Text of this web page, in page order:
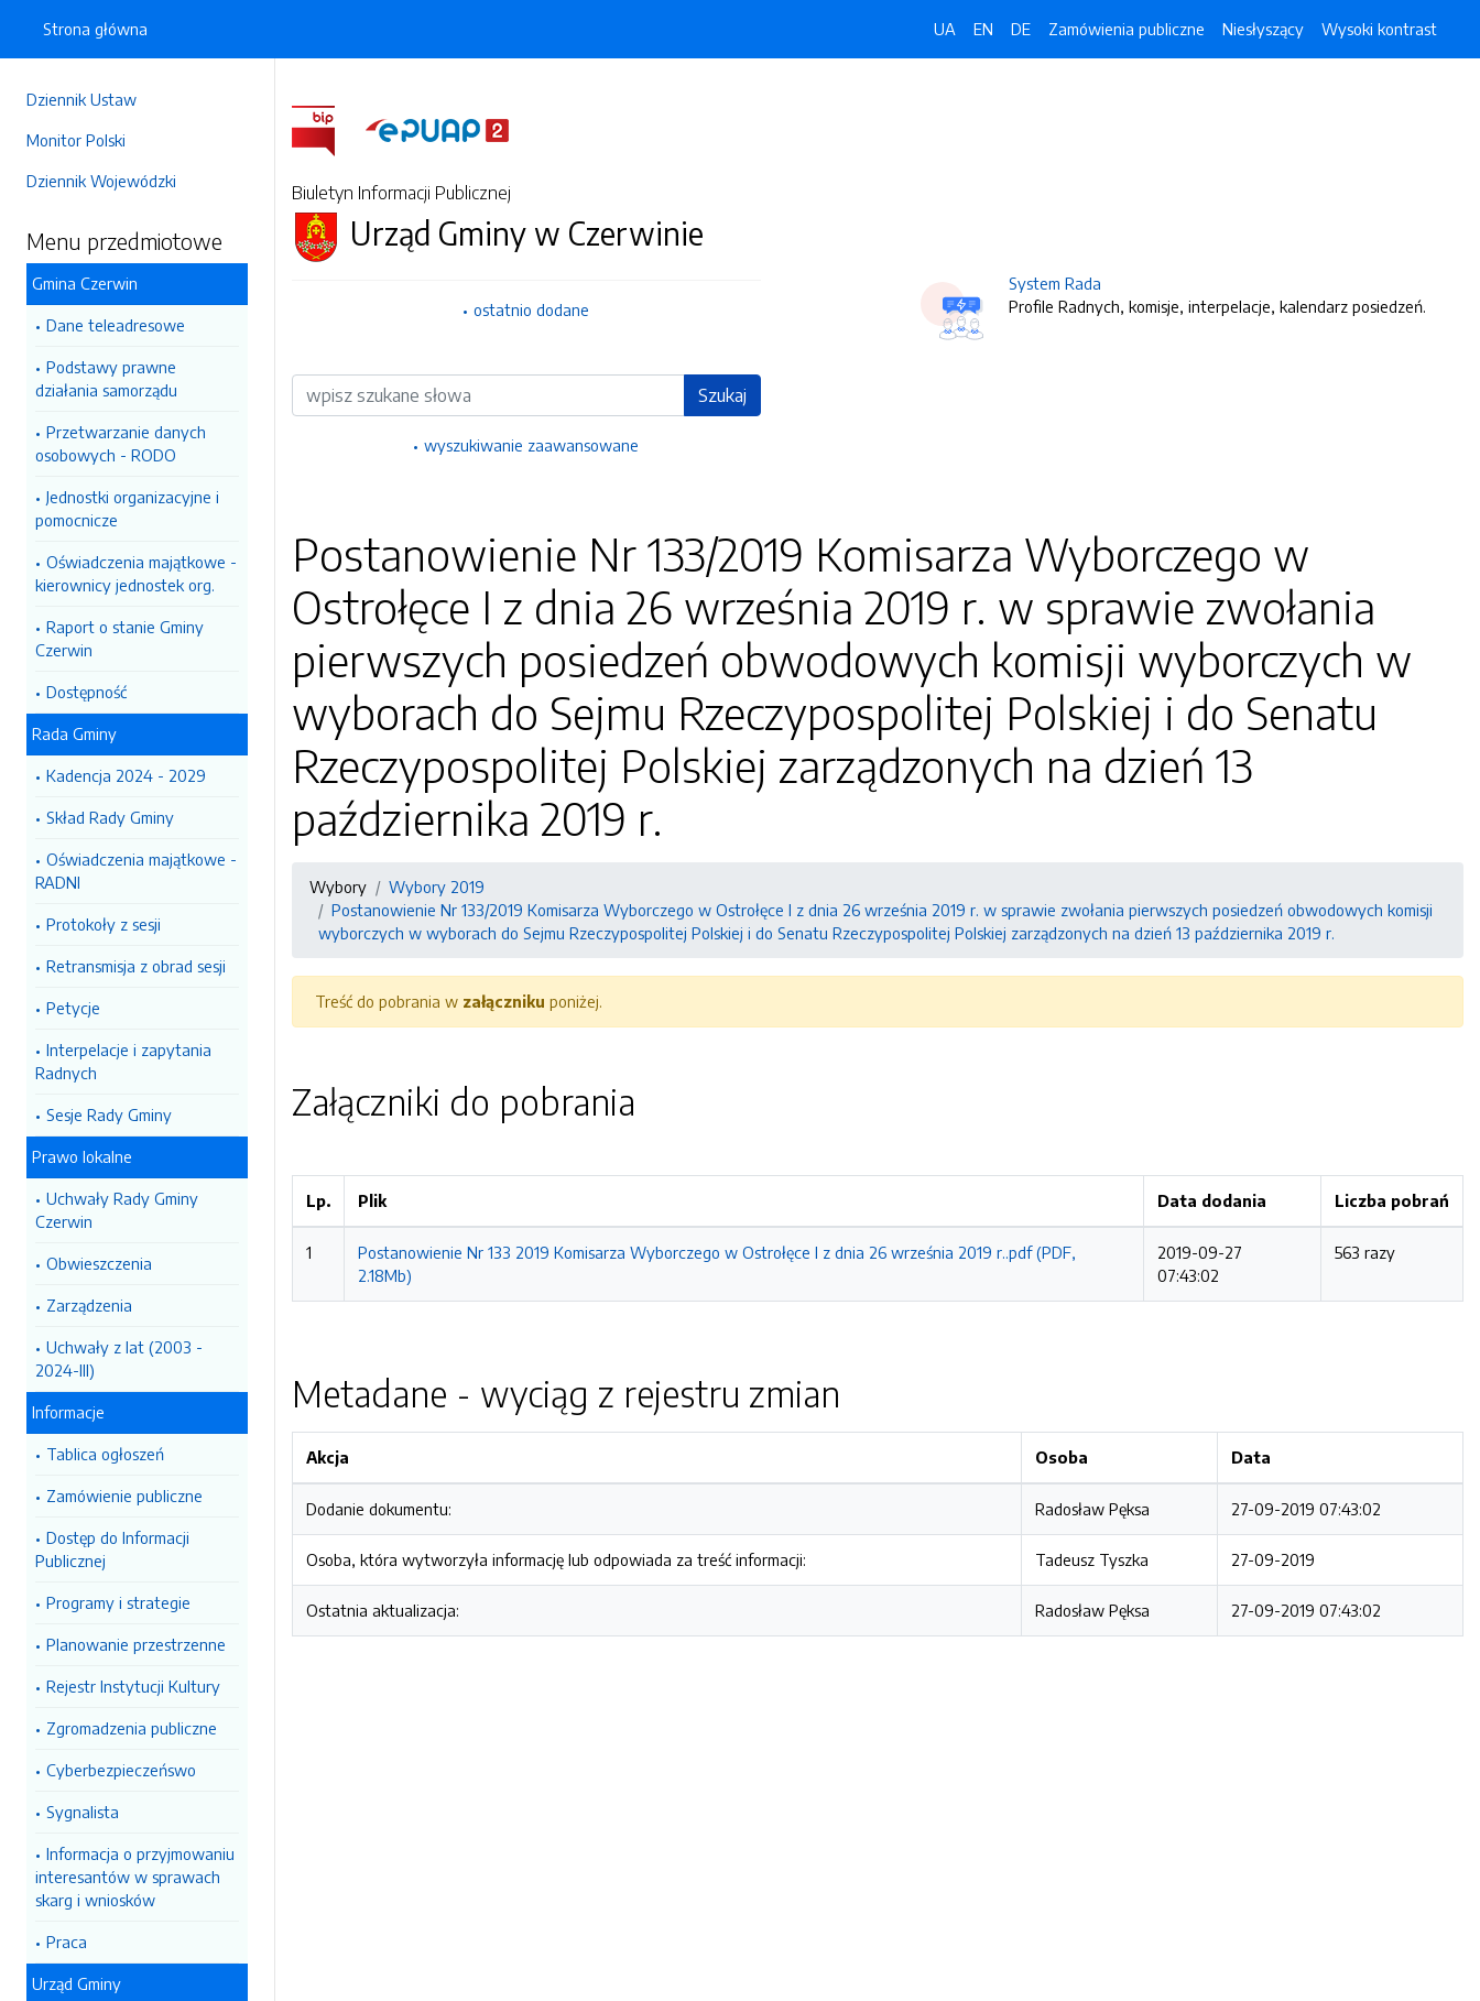
Dziennik Ustaw
Monitor Polski
Dziennik Wojewódzki
Menu przedmiotowe
Gmina Czerwin
Dane teleadresowe
Podstawy prawne
działania samorządu
Przetwarzanie danych
osobowych - RODO
Jednostki organizacyjne i
pomocnicze
Oświadczenia majątkowe -
kierownicy jednostek org.
Raport o stanie Gminy
Czerwin
Dostępność
Rada Gminy
Kadencja 2024 - 2029
Skład Rady Gminy
Oświadczenia majątkowe -
RADNI
Protokoły z sesji
Retransmisja z obrad sesji
Petycje
Interpelacje i zapytania
Radnych
Sesje Rady Gminy
Prawo lokalne
Uchwały Rady Gminy
Czerwin
Obwieszczenia
Zarządzenia
Uchwały z lat (2003 -
2024-III)
Informacje
Tablica ogłoszeń
Zamówienie publiczne
Dostęp do Informacji
Publicznej
Programy i strategie
Planowanie przestrzenne
Rejestr Instytucji Kultury
Zgromadzenia publiczne
Cyberbezpieczeńswo
Sygnalista
Informacja o przyjmowaniu
interesantów w sprawach
skarg i wniosków
Praca
Urząd Gminy
Strona główna UA EN DE Zamówienia publiczne Niesłyszący Wysoki kontrast
Biuletyn Informacji Publicznej
Urząd Gminy w Czerwinie
ostatnio dodane
Wyszukiwarka Szukaj
wyszukiwanie zaawansowane
System Rada
Profile Radnych, komisje, interpelacje, kalendarz posiedzeń.
Postanowienie Nr 133/2019 Komisarza Wyborczego w
Ostrołęce I z dnia 26 września 2019 r. w sprawie zwołania
pierwszych posiedzeń obwodowych komisji wyborczych w
wyborach do Sejmu Rzeczypospolitej Polskiej i do Senatu
Rzeczypospolitej Polskiej zarządzonych na dzień 13
października 2019 r.
Wybory
Wybory 2019
Postanowienie Nr 133/2019 Komisarza Wyborczego w Ostrołęce I z dnia 26 września 2019 r. w sprawie zwołania pierwszych posiedzeń obwodowych komisji
wyborczych w wyborach do Sejmu Rzeczypospolitej Polskiej i do Senatu Rzeczypospolitej Polskiej zarządzonych na dzień 13 października 2019 r.
Treść do pobrania w załączniku poniżej.
Załączniki do pobrania
Lp. Plik Data dodania Liczba pobrań
1
Postanowienie Nr 133 2019 Komisarza Wyborczego w Ostrołęce I z dnia 26 września 2019 r..pdf (PDF,
2.18Mb)
2019-09-27
07:43:02
563 razy
Metadane - wyciąg z rejestru zmian
Akcja Osoba Data
Dodanie dokumentu: Radosław Pęksa 27-09-2019 07:43:02
Osoba, która wytworzyła informację lub odpowiada za treść informacji: Tadeusz Tyszka 27-09-2019
Ostatnia aktualizacja: Radosław Pęksa 27-09-2019 07:43:02